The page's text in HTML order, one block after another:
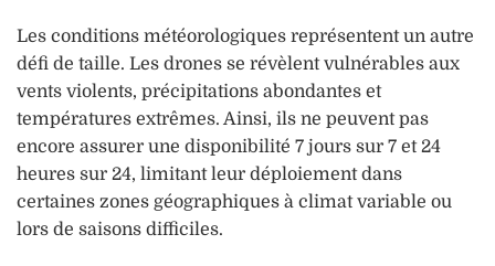
Les conditions météorologiques représentent un autre
défi de taille. Les drones se révèlent vulnérables aux
vents violents, précipitations abondantes et
températures extrêmes. Ainsi, ils ne peuvent pas
encore assurer une disponibilité 7 jours sur 7 et 24
heures sur 24, limitant leur déploiement dans
certaines zones géographiques à climat variable ou
lors de saisons difficiles.